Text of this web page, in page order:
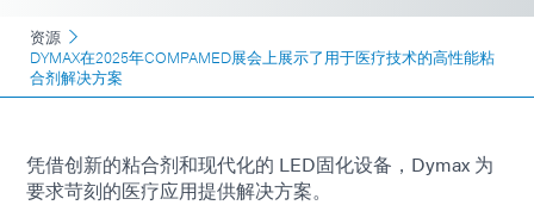
资源
DYMAX在2025年COMPAMED展会上展示了用于医疗技术的高性能粘
合剂解决方案
凭借创新的粘合剂和现代化的 LED固化设备，Dymax 为
要求苛刻的医疗应用提供解决方案。